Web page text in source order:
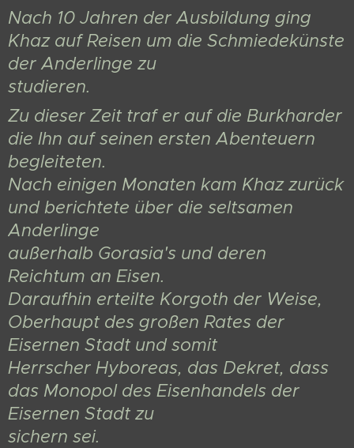
Nach 10 Jahren der Ausbildung ging
Khaz auf Reisen um die Schmiedekünste
der Anderlinge zu
studieren.
Zu dieser Zeit traf er auf die Burkharder
die Ihn auf seinen ersten Abenteuern
begleiteten.
Nach einigen Monaten kam Khaz zurück
und berichtete über die seltsamen
Anderlinge
außerhalb Gorasia's und deren
Reichtum an Eisen.
Daraufhin erteilte Korgoth der Weise,
Oberhaupt des großen Rates der
Eisernen Stadt und somit
Herrscher Hyboreas, das Dekret, dass
das Monopol des Eisenhandels der
Eisernen Stadt zu
sichern sei.